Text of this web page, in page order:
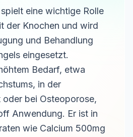
eine wichtige Rolle
der Knochen und wird
und Behandlung
eingesetzt.
Bedarf, etwa
in der
bei Osteoporose,
Anwendung. Er ist in
wie Calcium 500mg